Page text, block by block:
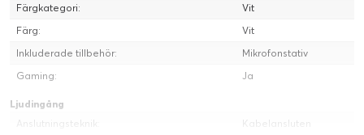
FOKUSERAD PÅ RÖSTEN
Kondensatormikrofonkapseln optimerar din röst och minskar
ljud som tangenttryckningar som stör ditt spelande.
Färgkategori:
Vit
Färg:
Vit
Inkluderade tillbehör:
Mikrofonstativ
Gaming:
Ja
Ljudingång
Anslutningsteknik:
Kabelansluten